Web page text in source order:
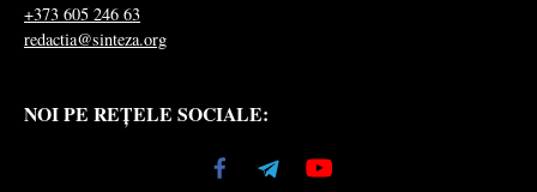
+373 605 246 63
redactia@sinteza.org
NOI PE REȚELE SOCIALE: